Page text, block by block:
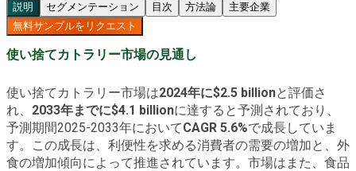
説明
セグメンテーション 目次 方法論
主要企業
無料サンプルをリクエスト
使い捨てカトラリー市場の見通し
使い捨てカトラリー市場は2024年に$2.5 billionと評価さ
れ、 2033年までに$4.1 billionに達すると予測されており、
予測期間2025-2033年においてCAGR 5.6%で成長していま
す。この成長は、利便性を求める消費者の需要の増加と、外
食の増加傾向によって推進されています。市場はまた、食品